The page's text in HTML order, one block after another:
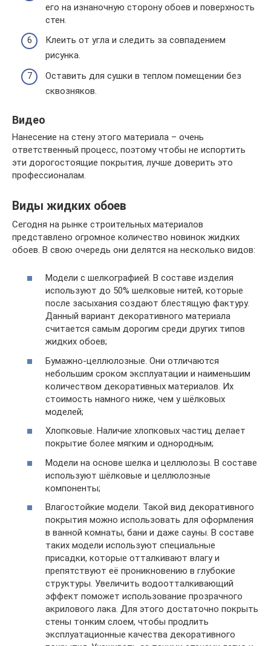
его на изнаночную сторону обоев и поверхность
стен.
Клеить от угла и следить за совпадением
рисунка.
Оставить для сушки в теплом помещении без
сквозняков.
Видео
Нанесение на стену этого материала – очень
ответственный процесс, поэтому чтобы не испортить
эти дорогостоящие покрытия, лучше доверить это
профессионалам.
Виды жидких обоев
Сегодня на рынке строительных материалов
представлено огромное количество новинок жидких
обоев. В свою очередь они делятся на несколько видов:
Модели с шелкографией. В составе изделия
используют до 50% шелковые нитей, которые
после засыхания создают блестящую фактуру.
Данный вариант декоративного материала
считается самым дорогим среди других типов
жидких обоев;
Бумажно-целлюлозные. Они отличаются
небольшим сроком эксплуатации и наименьшим
количеством декоративных материалов. Их
стоимость намного ниже, чем у шёлковых
моделей;
Хлопковые. Наличие хлопковых частиц делает
покрытие более мягким и однородным;
Модели на основе шелка и целлюлозы. В составе
используют шёлковые и целлюлозные
компоненты;
Влагостойкие модели. Такой вид декоративного
покрытия можно использовать для оформления
в ванной комнаты, бани и даже сауны. В составе
таких модели используют специальные
присадки, которые отталкивают влагу и
препятствуют её проникновению в глубокие
структуры. Увеличить водоотталкивающий
эффект поможет использование прозрачного
акрилового лака. Для этого достаточно покрыть
стены тонким слоем, чтобы продлить
эксплуатационные качества декоративного